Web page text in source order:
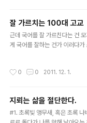
잘 가르치는 100대 고교
근데 국어를 잘 가르친다는 건
게 국어를 잘하는 건가 이러다가
0 0 2011. 12. 1.
지뢰는 삶을 절단한다.
#1. 초록빛 앵무새, 혹은 초록